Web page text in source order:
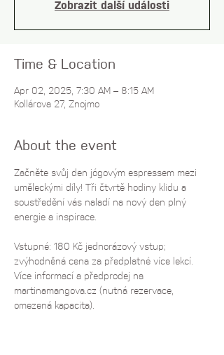
Zobrazit další události
Time & Location
Apr 02, 2025, 7:30 AM – 8:15 AM
Kollárova 27, Znojmo
About the event
Začněte svůj den jógovým espressem mezi
uměleckými díly! Tři čtvrtě hodiny klidu a
soustředění vás naladí na nový den plný
energie a inspirace.
Vstupné: 180 Kč jednorázový vstup;
zvýhodněná cena za předplatné více lekcí.
Více informací a předprodej na
martinamangova.cz (nutná rezervace,
omezená kapacita).